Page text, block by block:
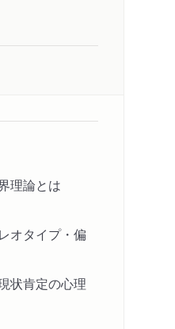
理論とは
オタイプ・偏
状肯定の心理